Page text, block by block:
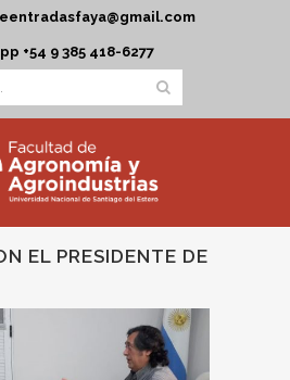
+54 9 385 418-6277
EL PRESIDENTE DE